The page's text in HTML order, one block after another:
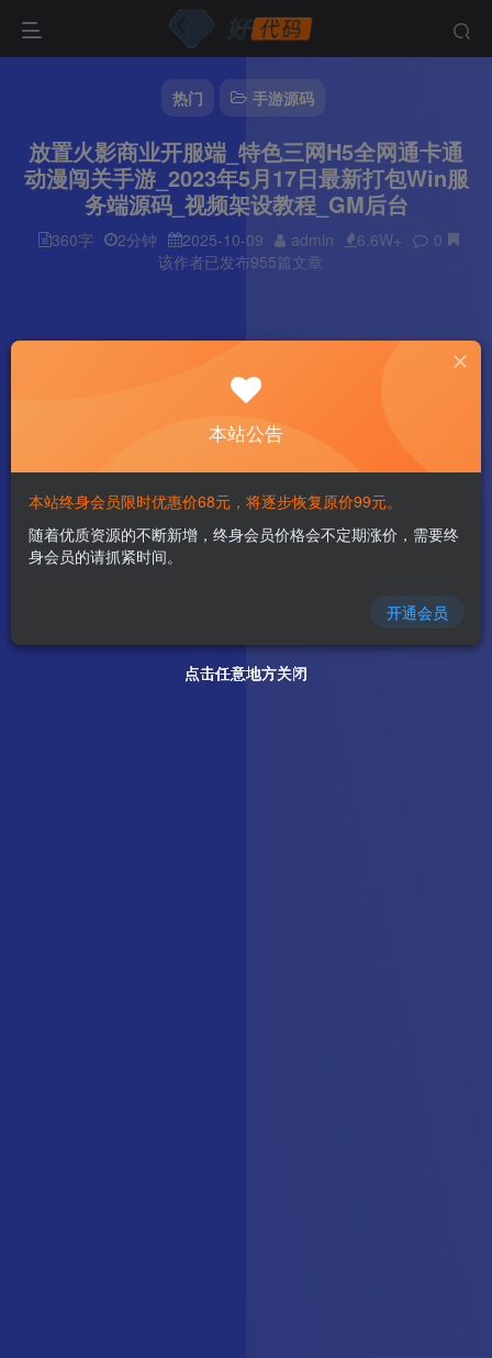
热门 手游源码
放置火影商业开服端_特色三网H5全网通卡通
动漫闯关手游_2023年5月17日最新打包Win服
务端源码_视频架设教程_GM后台
360字 2分钟 2025-10-09 admin 6.6W+
0
该作者已发布955篇文章
点击任意地方关闭
点击任意地方关闭
点击任意地方关闭
点击任意地方关闭
本站公告
本站终身会员限时优惠价68元，将逐步恢复原价99元。
随着优质资源的不断新增，终身会员价格会不定期涨价，需要终
身会员的请抓紧时间。
开通会员